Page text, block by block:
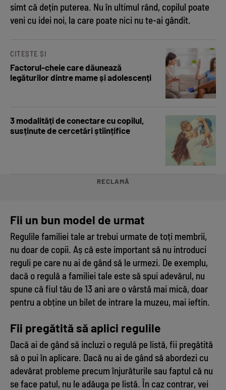
simt că dețin puterea. Nu în ultimul rând, copilul poate
veni cu idei noi, la care poate nici nu te-ai gândit.
CITEȘTE ȘI
Factorul-cheie care dăunează
legăturilor dintre mame și adolescenți
3 modalități de conectare cu copilul,
susținute de cercetări științifice
RECLAMĂ
Fii un bun model de urmat
Regulile familiei tale ar trebui urmate de toți membrii,
nu doar de copii. Aș că este important să nu introduci
reguli pe care nu ai de gând să le urmezi. De exemplu,
dacă o regulă a familiei tale este să spui adevărul, nu
spune că fiul tău de 13 ani are o vârstă mai mică, doar
pentru a obține un bilet de intrare la muzeu, mai ieftin.
Fii pregătită să aplici regulile
Dacă ai de gând să incluzi o regulă pe listă, fii pregătită
să o pui în aplicare. Dacă nu ai de gând să abordezi cu
adevărat probleme precum înjurăturile sau faptul că nu
se face patul, nu le adăuga pe listă. În caz contrar, vei